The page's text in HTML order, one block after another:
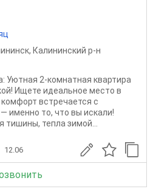
, Калининский р-н
Уютная 2-комнатная квартира
Ищете идеальное место в
встречается с
именно то, что вы искали!
тепла зимой...
12.06